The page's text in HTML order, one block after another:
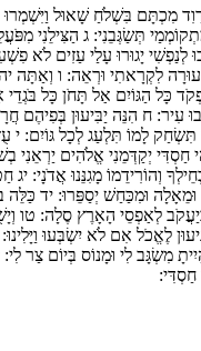
מִכְתָּם בִּשְׁלֹחַ שָׁאוּל וַיִּשְׁמְרוּ
תְּשַׂגְּבֵנִי: ג הַצִּילֵנִי
לְנַפְשִׁי יָגוּרוּ עָלַי עַזִים לֹא
עוּרָה לִקְרָאתִי וּרְאֵה: ו וְאַתָּה
כָּל הַגּוֹיִם אַל תָּחֹן כָּל בֹּגְדֵי
עִיר: ח הִנֵּה יַבִּיעוּן בְּפִיהֶם
תִּשְׂחַק לָמוֹ תִּלְעַג לְכָל גּוֹיִם: י
חַסְדִּי יְקַדְּמֵנִי אֱלֹהִים יַרְאֵנִי
וְהוֹרִידֵמוֹ מָגִנֵּנוּ אֲדֹנָי: יג
וּמֵאָלָה וּמִכַּחַשׁ יְסַפֵּרוּ: יד כַּלֵּה
לְאַפְסֵי הָאָרֶץ סֶלָה: טו
לֶאֱכֹל אִם לֹא יִשְׂבְּעוּ וַיָּלִינוּ:
מִשְׂגָּב לִי וּמָנוֹס בְּיוֹם צַר לִי:
חַסְדִּי: